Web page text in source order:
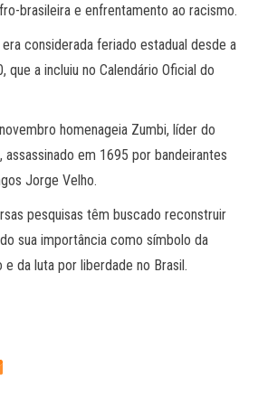
brasileira e enfrentamento ao racismo.
considerada feriado estadual desde a
que a incluiu no Calendário Oficial do
homenageia Zumbi, líder do
assassinado em 1695 por bandeirantes
Jorge Velho.
pesquisas têm buscado reconstruir
sua importância como símbolo da
da luta por liberdade no Brasil.